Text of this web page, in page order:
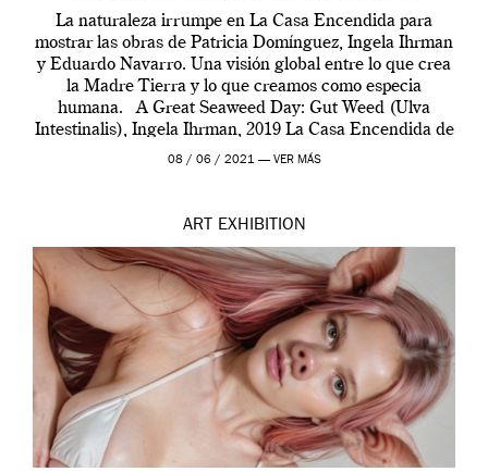
La naturaleza irrumpe en La Casa Encendida para
mostrar las obras de Patricia Domínguez, Ingela Ihrman
y Eduardo Navarro. Una visión global entre lo que crea
la Madre Tierra y lo que creamos como especia
humana. A Great Seaweed Day: Gut Weed (Ulva
Intestinalis), Ingela Ihrman, 2019 La Casa Encendida de
Madrid y la Wellcome […]
08 / 06 / 2021 — VER MÁS
ART EXHIBITION